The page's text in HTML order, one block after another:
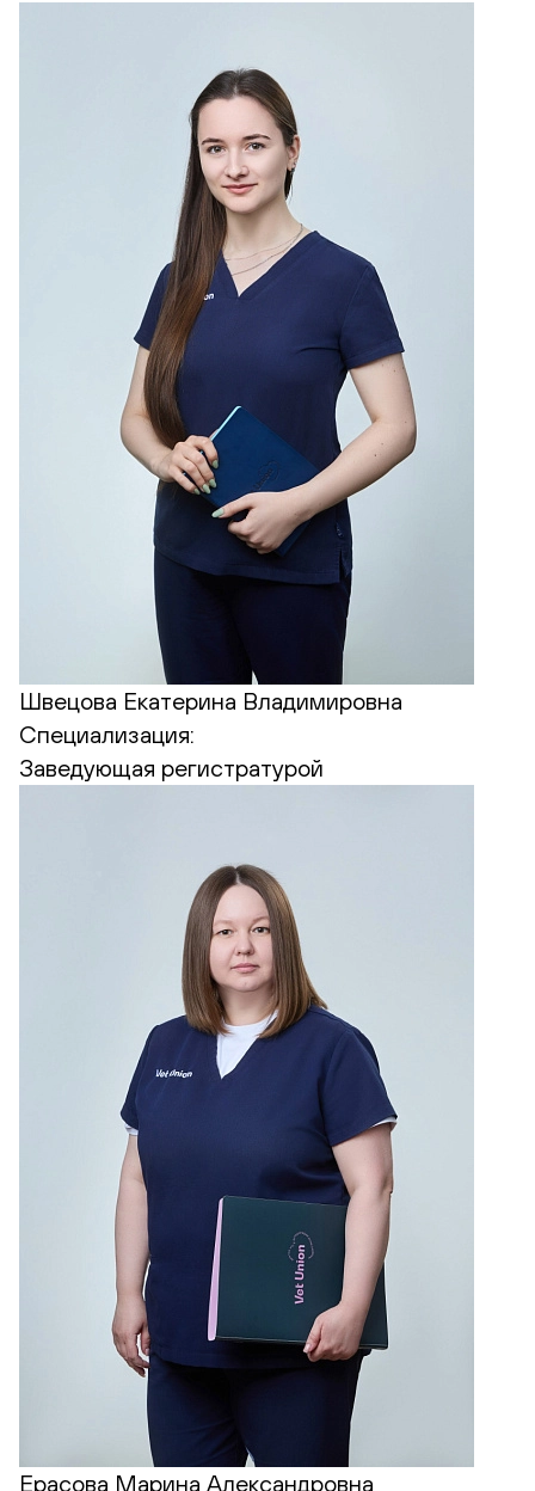
Швецова Екатерина Владимировна
Специализация:
Заведующая регистратурой
Ерасова Марина Александровна